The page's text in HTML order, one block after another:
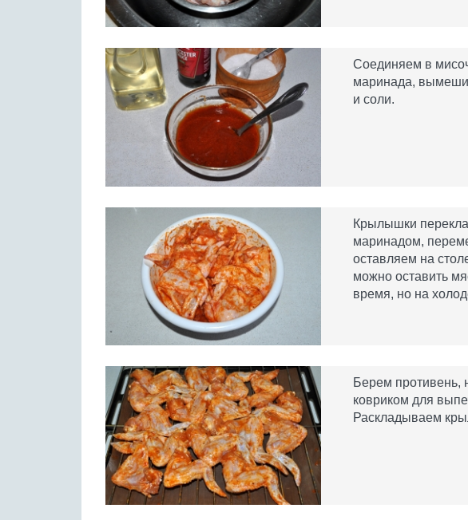
Соединяем в
маринада,
и соли.
Крылышки
маринадом,
оставляем на
можно оставить
время, но на
Берем противень,
ковриком для
Раскладываем